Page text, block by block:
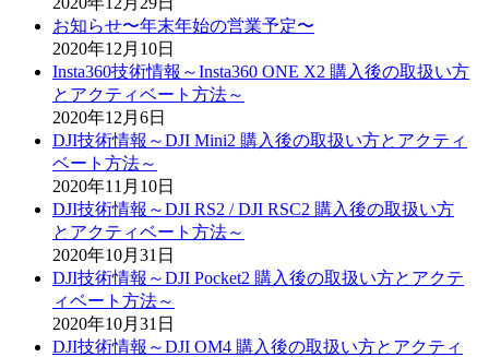
お知らせ〜年末年始の営業予定〜
2020年12月10日
Insta360技術情報～Insta360 ONE X2 購入後の取扱い方
とアクティベート方法～
2020年12月6日
DJI技術情報～DJI Mini2 購入後の取扱い方とアクティ
ベート方法～
2020年11月10日
DJI技術情報～DJI RS2 / DJI RSC2 購入後の取扱い方
とアクティベート方法～
2020年10月31日
DJI技術情報～DJI Pocket2 購入後の取扱い方とアクテ
ィベート方法～
2020年10月31日
DJI技術情報～DJI OM4 購入後の取扱い方とアクティ